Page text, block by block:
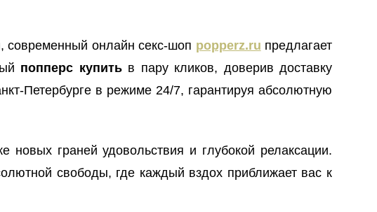
современный онлайн секс-шоп popperz.ru предлагает
попперс купитьв пару кликов, доверив доставку
Петербурге в режиме 24/7, гарантируя абсолютную
граней удовольствия и глубокой релаксации.
свободы, где каждый вздох приближает вас к